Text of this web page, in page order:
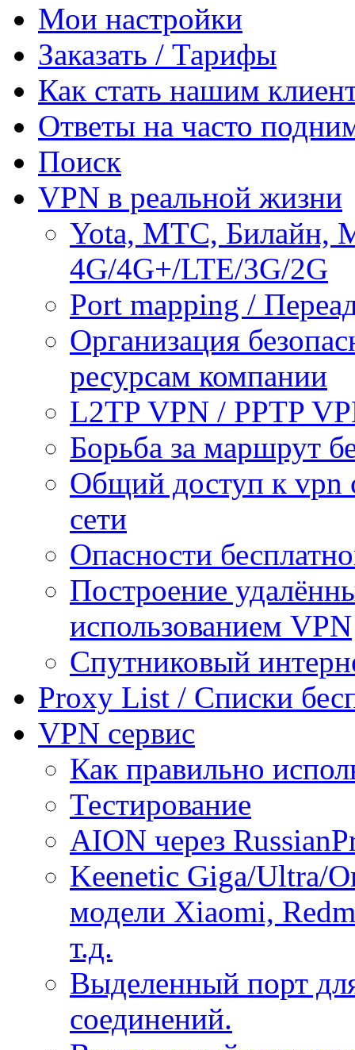
Мои настройки
Заказать / Тарифы
Как стать нашим
Ответы на часто
Поиск
VPN в реальной жизни
Yota, МТС, Билайн,
4G/4G+/LTE/3G/2G
Port mapping /
Организация
ресурсам компании
L2TP VPN / PPTP
Борьба за маршрут
Общий доступ к vpn
сети
Опасности
Построение
использованием VPN
Спутниковый
Proxy List / Списки
VPN сервис
Как правильно
Тестирование
AION через
Keenetic Giga/Ultra/
модели Xiaomi,
т.д.
Выделенный порт
соединений.